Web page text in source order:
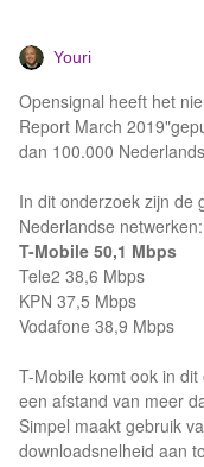
Youri
Opensignal heeft het
Report March
dan 100.000
In dit onderzoek zijn de
Nederlandse netwerken:
T-Mobile 50,1 Mbps
Tele2 38,6 Mbps
KPN 37,5 Mbps
Vodafone 38,9 Mbps
T-Mobile komt ook in
een afstand van meer
Simpel maakt gebruik
downloadsnelheid aan